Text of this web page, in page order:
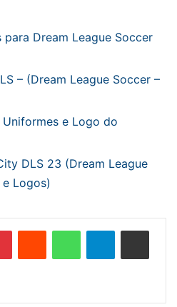
para Dream League Soccer
– (Dream League Soccer –
Uniformes e Logo do
DLS 23 (Dream League
Logos)
PinterestReddit WhatsAppTelegramCompartilhar via e-mail